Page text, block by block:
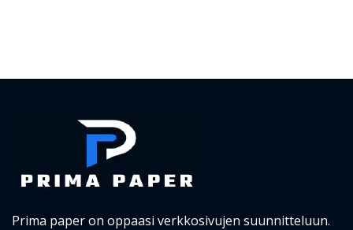
Prima paper on oppaasi verkkosivujen suunnitteluun.